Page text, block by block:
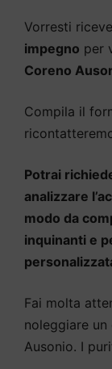
Vorresti
impegno per
Coreno
Compila il
Potrai
analizzare
modo da
inquinanti e
Fai molta
noleggiare un
Ausonio. I